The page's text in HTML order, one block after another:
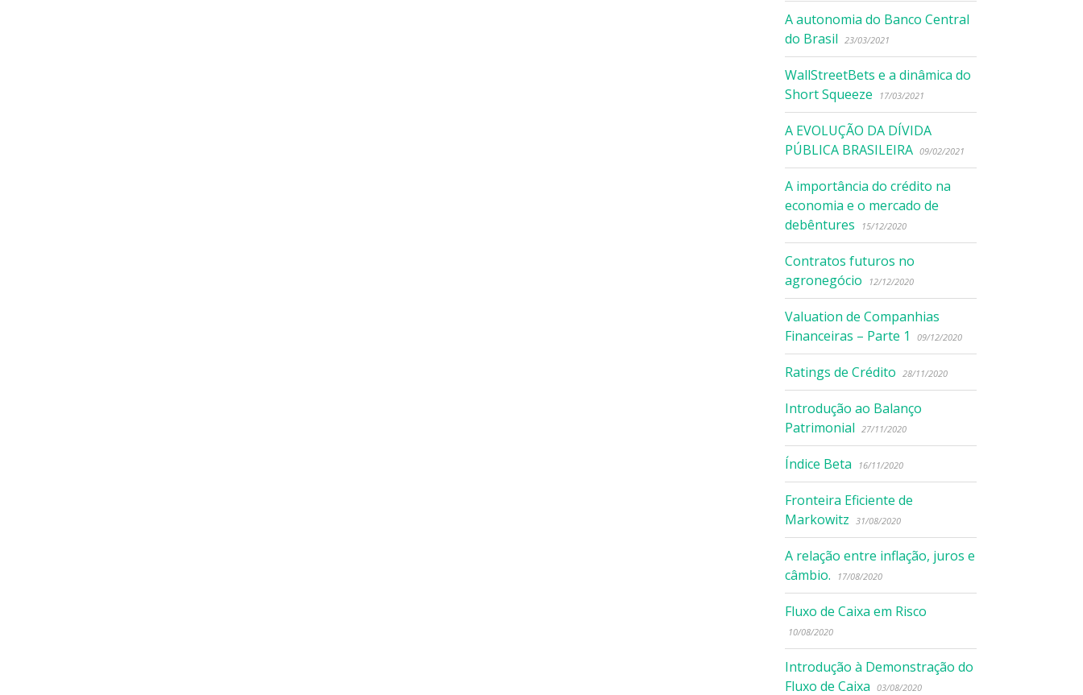
A autonomia do Banco Central
do Brasil
23/03/2021
WallStreetBets e a dinâmica do
Short Squeeze
17/03/2021
A EVOLUÇÃO DA DÍVIDA
PÚBLICA BRASILEIRA 09/02/2021
A importância do crédito na
economia e o mercado de
debêntures
15/12/2020
Contratos futuros no
agronegócio
12/12/2020
Valuation de Companhias
Financeiras – Parte 1
09/12/2020
Ratings de Crédito 28/11/2020
Introdução ao Balanço
Patrimonial
27/11/2020
Índice Beta 16/11/2020
Fronteira Eficiente de
Markowitz
31/08/2020
A relação entre inflação, juros e
câmbio.
17/08/2020
Fluxo de Caixa em Risco
10/08/2020
Introdução à Demonstração do
Fluxo de Caixa
03/08/2020